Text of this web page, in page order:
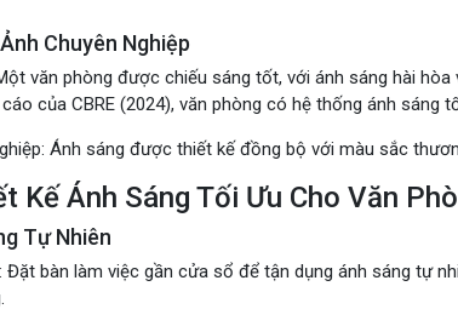
Chuyên Nghiệp
văn phòng được chiếu sáng tốt, với ánh sáng hài
của CBRE (2024), văn phòng có hệ thống ánh sáng
: Ánh sáng được thiết kế đồng bộ với màu sắc
Kế Ánh Sáng Tối Ưu Cho Văn
Tự Nhiên
: Đặt bàn làm việc gần cửa sổ để tận dụng ánh sáng tự